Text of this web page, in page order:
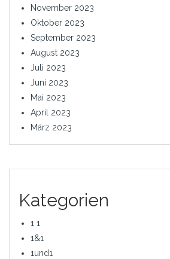
November 2023
Oktober 2023
September 2023
August 2023
Juli 2023
Juni 2023
Mai 2023
April 2023
März 2023
Kategorien
1 1
1&1
1und1